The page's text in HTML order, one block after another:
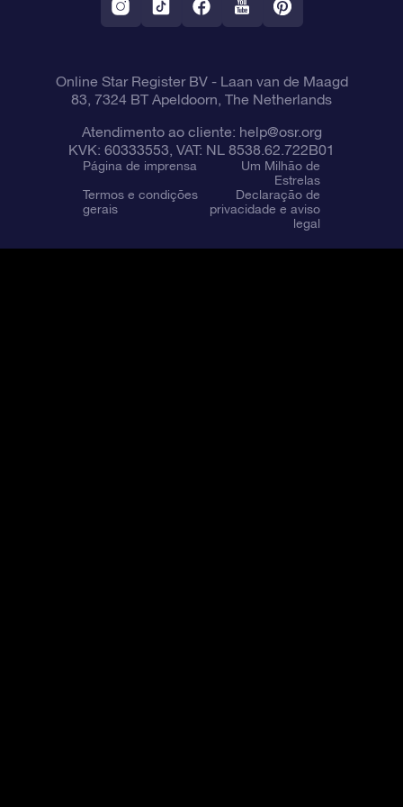
Online Star Register BV- Laan van de Maagd
83, 7324 BT Apeldoorn, The Netherlands
Atendimento ao cliente: help@osr.org
KVK: 60333553, VAT: NL 8538.62.722B01
Página de imprensa
Um Milhão de
Estrelas
Termos e condições
gerais
Declaração de
privacidade e aviso
legal